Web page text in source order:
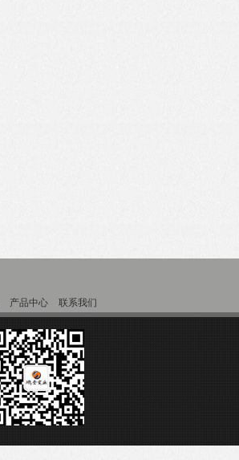
产品中心 联系我们